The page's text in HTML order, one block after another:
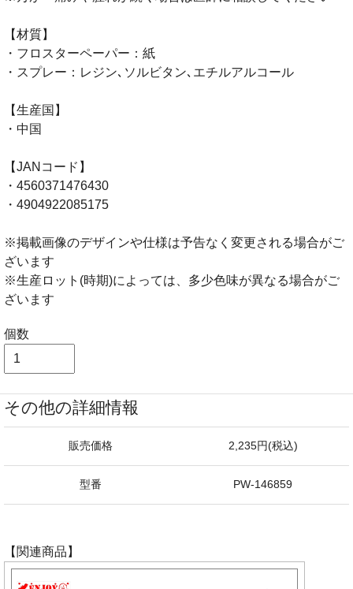
【材質】
・フロスターペーパー：紙
・スプレー：レジン､ソルビタン､エチルアルコール
【生産国】
・中国
【JANコード】
・4560371476430
・4904922085175
※掲載画像のデザインや仕様は予告なく変更される場合がご
ざいます
※生産ロット(時期)によっては、多少色味が異なる場合がご
ざいます
個数
その他の詳細情報
販売価格 2,235円(税込)
型番 PW-146859
【関連商品】